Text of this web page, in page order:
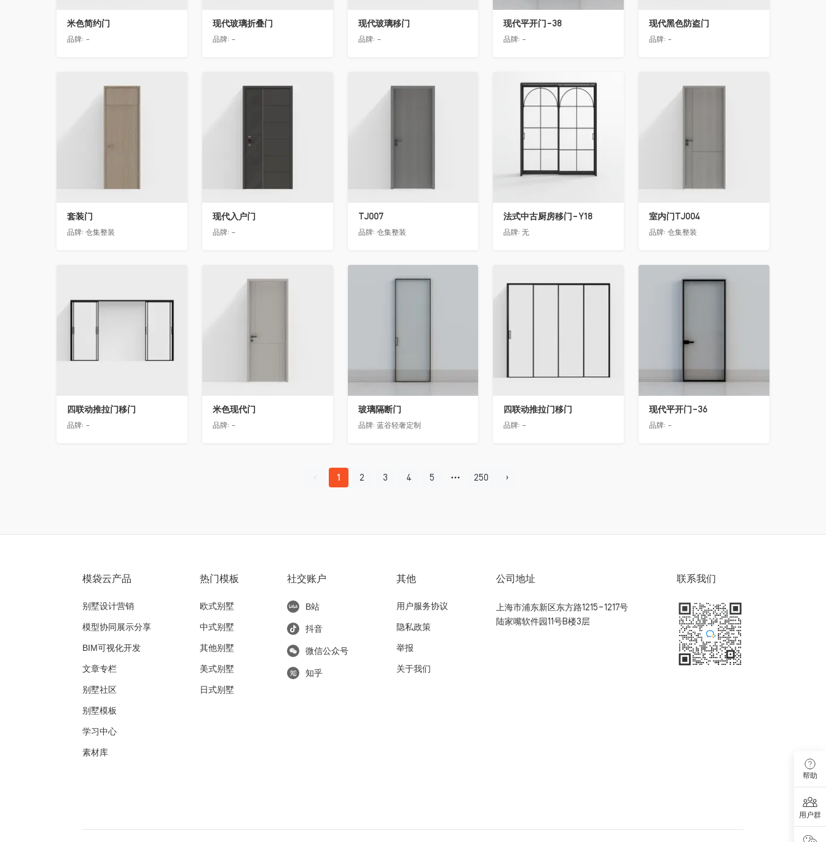
米色简约门
品牌: -
现代玻璃折叠门
品牌: -
现代玻璃移门
品牌: -
现代平开门-38
品牌: -
现代黑色防盗门
品牌: -
套装门
品牌: 仓集整装
收藏
现代入户门
品牌: -
收藏
TJ007
品牌: 仓集整装
收藏
法式中古厨房移门-Y18
品牌:无
收藏
室内门TJ004
品牌:仓集整装
四联动推拉门移门
品牌: -
米色现代门
品牌: -
玻璃隔断门
品牌: 蓝谷轻奢定制
收藏
四联动推拉门移门
品牌: -
收藏
现代平开门-36
品牌: -
1 2 3 4 5 250
模袋云产品
别墅设计营销
模型协同展示分享
BIM可视化开发
文章专栏
别墅社区
别墅模板
学习中心
素材库
热门模板
欧式别墅
中式别墅
其他别墅
美式别墅
日式别墅
社交账户
B站
抖音
微信公众号
知乎
其他
用户服务协议
隐私政策
举报
关于我们
公司地址
上海市浦东新区东方路1215-1217号
陆家嘴软件园11号B楼3层
联系我们
帮助
用户群